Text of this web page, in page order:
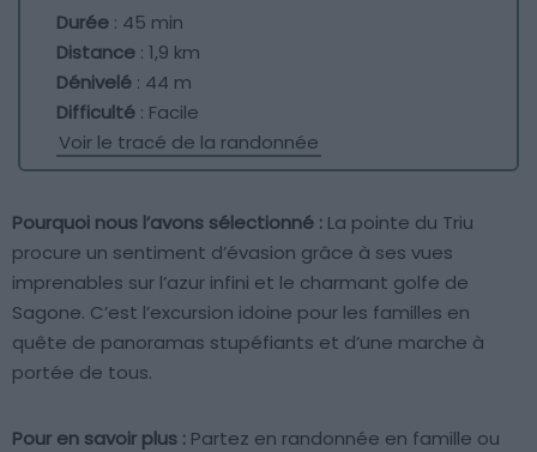
Durée : 45 min
Distance : 1,9 km
Dénivelé : 44 m
Difficulté : Facile
Voir le tracé de la randonnée
Pourquoi nous l’avons sélectionné : La pointe du Triu
procure un sentiment d’évasion grâce à ses vues
imprenables sur l’azur infini et le charmant golfe de
Sagone. C’est l’excursion idoine pour les familles en
quête de panoramas stupéfiants et d’une marche à
portée de tous.
Pour en savoir plus : Partez en randonnée en famille ou